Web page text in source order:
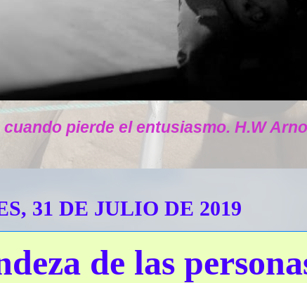
pierde el entusiasmo. H.W
31 DE JULIO DE 2019
de las